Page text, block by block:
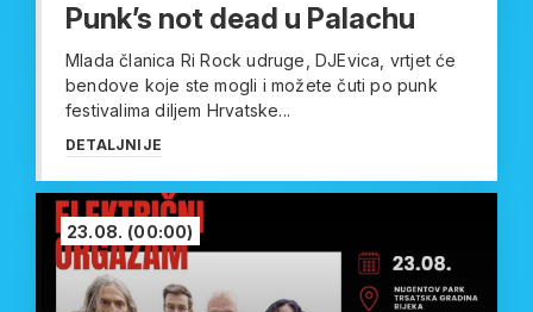
Punk’s not dead u Palachu
Mlada članica Ri Rock udruge, DJEvica, vrtjet će
bendove koje ste mogli i možete čuti po punk
festivalima diljem Hrvatske...
DETALJNIJE
23.08. (00:00)